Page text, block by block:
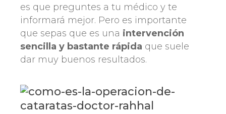
es que preguntes a tu médico y te
informará mejor. Pero es importante
que sepas que es una intervención
sencilla y bastante rápida que suele
dar muy buenos resultados.